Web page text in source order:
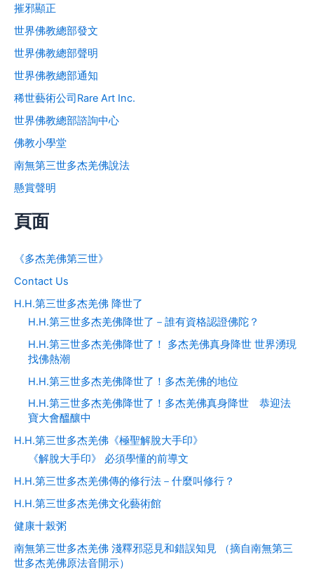
摧邪顯正
世界佛教總部發文
世界佛教總部聲明
世界佛教總部通知
稀世藝術公司Rare Art Inc.
世界佛教總部諮詢中心
佛教小學堂
南無第三世多杰羌佛說法
懸賞聲明
頁面
《多杰羌佛第三世》
Contact Us
H.H.第三世多杰羌佛 降世了
H.H.第三世多杰羌佛降世了－誰有資格認證佛陀？
H.H.第三世多杰羌佛降世了！ 多杰羌佛真身降世 世界湧現
找佛熱潮
H.H.第三世多杰羌佛降世了！多杰羌佛的地位
H.H.第三世多杰羌佛降世了！多杰羌佛真身降世 恭迎法
寶大會醞釀中
H.H.第三世多杰羌佛《極聖解脫大手印》
《解脫大手印》 必須學懂的前導文
H.H.第三世多杰羌佛傳的修行法－什麼叫修行？
H.H.第三世多杰羌佛文化藝術館
健康十榖粥
南無第三世多杰羌佛 淺釋邪惡見和錯誤知見 （摘自南無第三
世多杰羌佛原法音開示）